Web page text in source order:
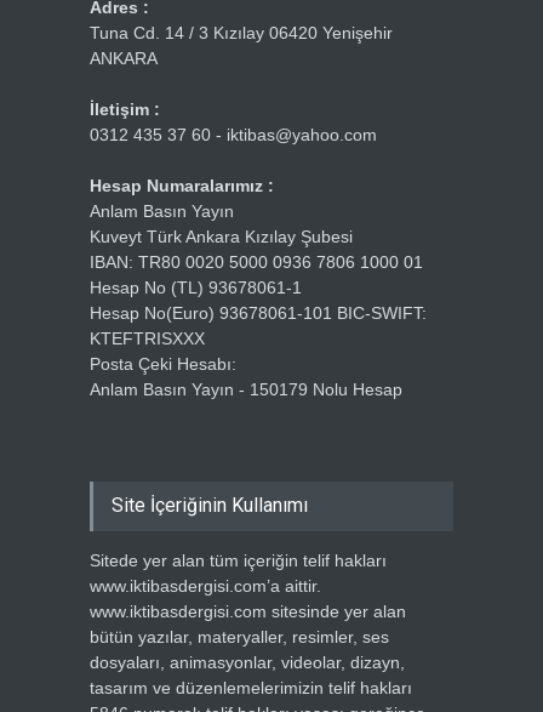
Adres :
Tuna Cd. 14 / 3 Kızılay 06420 Yenişehir
ANKARA
İletişim :
0312 435 37 60 - iktibas@yahoo.com
Hesap Numaralarımız :
Anlam Basın Yayın
Kuveyt Türk Ankara Kızılay Şubesi
IBAN: TR80 0020 5000 0936 7806 1000 01
Hesap No (TL) 93678061-1
Hesap No(Euro) 93678061-101 BIC-SWIFT:
KTEFTRISXXX
Posta Çeki Hesabı:
Anlam Basın Yayın - 150179 Nolu Hesap
Site İçeriğinin Kullanımı
Sitede yer alan tüm içeriğin telif hakları
www.iktibasdergisi.com’a aittir.
www.iktibasdergisi.com sitesinde yer alan
bütün yazılar, materyaller, resimler, ses
dosyaları, animasyonlar, videolar, dizayn,
tasarım ve düzenlemelerimizin telif hakları